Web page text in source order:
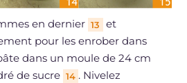
en dernier 13
et
pour les enrober dans
dans un moule de 24 cm
de sucre 14 . Nivelez